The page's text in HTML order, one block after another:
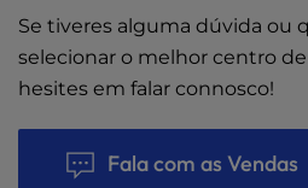
Se tiveres alguma dúvida ou
selecionar o melhor centro
hesites em falar connosco!
Fala com as Vendas